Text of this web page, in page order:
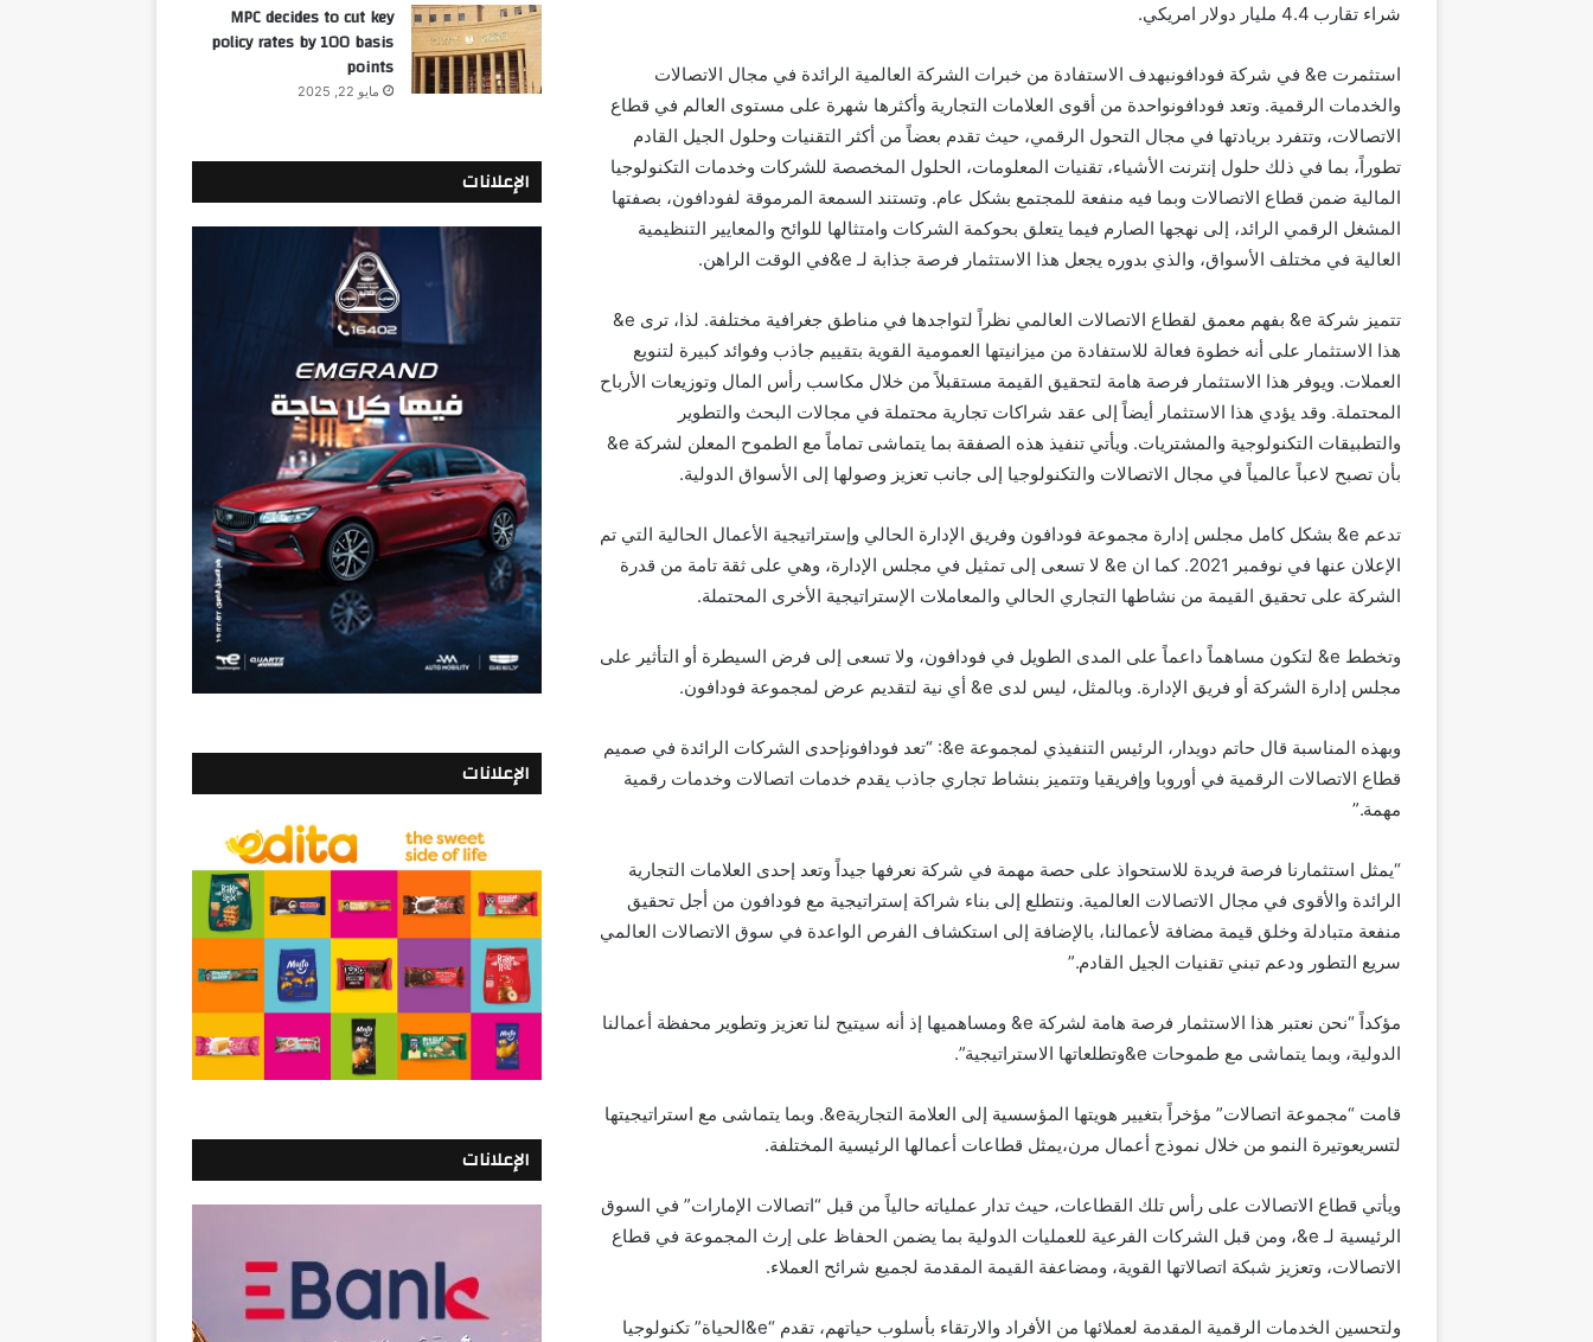
شراء تقارب 4.4 مليار دولار امريكي.
استثمرت e& في شركة فودافونبهدف الاستفادة من خبرات الشركة العالمية الرائدة في مجال الاتصالات
والخدمات الرقمية. وتعد فودافونواحدة من أقوى العلامات التجارية وأكثرها شهرة على مستوى العالم في قطاع
الاتصالات، وتتفرد بريادتها في مجال التحول الرقمي، حيث تقدم بعضاً من أكثر التقنيات وحلول الجيل القادم
تطوراً، بما في ذلك حلول إنترنت الأشياء، تقنيات المعلومات، الحلول المخصصة للشركات وخدمات التكنولوجيا
المالية ضمن قطاع الاتصالات وبما فيه منفعة للمجتمع بشكل عام. وتستند السمعة المرموقة لفودافون، بصفتها
المشغل الرقمي الرائد، إلى نهجها الصارم فيما يتعلق بحوكمة الشركات وامتثالها للوائح والمعايير التنظيمية
العالية في مختلف الأسواق، والذي بدوره يجعل هذا الاستثمار فرصة جذابة لـ e&في الوقت الراهن.
تتميز شركة e& بفهم معمق لقطاع الاتصالات العالمي نظراً لتواجدها في مناطق جغرافية مختلفة. لذا، ترى e&
هذا الاستثمار على أنه خطوة فعالة للاستفادة من ميزانيتها العمومية القوية بتقييم جاذب وفوائد كبيرة لتنويع
العملات. ويوفر هذا الاستثمار فرصة هامة لتحقيق القيمة مستقبلاً من خلال مكاسب رأس المال وتوزيعات الأرباح
المحتملة. وقد يؤدي هذا الاستثمار أيضاً إلى عقد شراكات تجارية محتملة في مجالات البحث والتطوير
والتطبيقات التكنولوجية والمشتريات. ويأتي تنفيذ هذه الصفقة بما يتماشى تماماً مع الطموح المعلن لشركة e&
بأن تصبح لاعباً عالمياً في مجال الاتصالات والتكنولوجيا إلى جانب تعزيز وصولها إلى الأسواق الدولية.
تدعم e& بشكل كامل مجلس إدارة مجموعة فودافون وفريق الإدارة الحالي وإستراتيجية الأعمال الحالية التي تم
الإعلان عنها في نوفمبر 2021. كما ان e& لا تسعى إلى تمثيل في مجلس الإدارة، وهي على ثقة تامة من قدرة
الشركة على تحقيق القيمة من نشاطها التجاري الحالي والمعاملات الإستراتيجية الأخرى المحتملة.
وتخطط e& لتكون مساهماً داعماً على المدى الطويل في فودافون، ولا تسعى إلى فرض السيطرة أو التأثير على
مجلس إدارة الشركة أو فريق الإدارة. وبالمثل، ليس لدى e& أي نية لتقديم عرض لمجموعة فودافون.
وبهذه المناسبة قال حاتم دويدار، الرئيس التنفيذي لمجموعة e&: “تعد فودافونإحدى الشركات الرائدة في صميم
قطاع الاتصالات الرقمية في أوروبا وإفريقيا وتتميز بنشاط تجاري جاذب يقدم خدمات اتصالات وخدمات رقمية
مهمة.”
“يمثل استثمارنا فرصة فريدة للاستحواذ على حصة مهمة في شركة نعرفها جيداً وتعد إحدى العلامات التجارية
الرائدة والأقوى في مجال الاتصالات العالمية. ونتطلع إلى بناء شراكة إستراتيجية مع فودافون من أجل تحقيق
منفعة متبادلة وخلق قيمة مضافة لأعمالنا، بالإضافة إلى استكشاف الفرص الواعدة في سوق الاتصالات العالمي
سريع التطور ودعم تبني تقنيات الجيل القادم.”
مؤكداً “نحن نعتبر هذا الاستثمار فرصة هامة لشركة e& ومساهميها إذ أنه سيتيح لنا تعزيز وتطوير محفظة أعمالنا
الدولية، وبما يتماشى مع طموحات e&وتطلعاتها الاستراتيجية”.
قامت “مجموعة اتصالات” مؤخراً بتغيير هويتها المؤسسية إلى العلامة التجاريةe&. وبما يتماشى مع استراتيجيتها
لتسريعوتيرة النمو من خلال نموذج أعمال مرن،يمثل قطاعات أعمالها الرئيسية المختلفة.
ويأتي قطاع الاتصالات على رأس تلك القطاعات، حيث تدار عملياته حالياً من قبل “اتصالات الإمارات” في السوق
الرئيسية لـ e&، ومن قبل الشركات الفرعية للعمليات الدولية بما يضمن الحفاظ على إرث المجموعة في قطاع
الاتصالات، وتعزيز شبكة اتصالاتها القوية، ومضاعفة القيمة المقدمة لجميع شرائح العملاء.
ولتحسين الخدمات الرقمية المقدمة لعملائها من الأفراد والارتقاء بأسلوب حياتهم، تقدم “e&الحياة” تكنولوجيا
MPC decides to cut key
policy rates by 100 basis
points
مايو 22, 2025
الإعلانات
الإعلانات
الإعلانات